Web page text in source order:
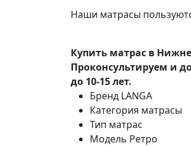
Наши матрасы
Купить матрас в
Проконсультируем и
до 10-15 лет.
Бренд LANGA
Категория матрасы
Тип матрас
Модель Ретро